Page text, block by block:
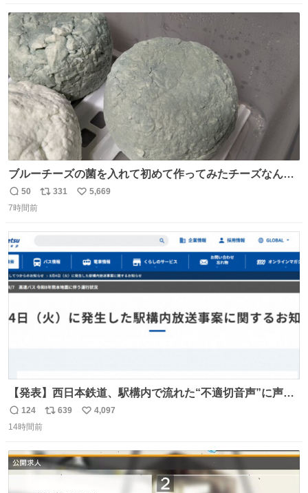
ト
数
数
ブルーチーズの菌を入れて初めて作ってみたチーズなんだ
けど 本能でちょっとヤバいと思っちゃう見た目だな
返
信
50
リ
数
331
い
5,669
7時間前
【発表】西日本鉄道、駅構内で流れた“不適切音声”に声明
「被害届も検討」 news.livedoor.com/article/detail… 4日
に西鉄福岡（天神）駅および薬院駅で発生した駅構内放送
送設備に外部から不正に音声が流された可能性も含めて確
認を実施」と説明した。
返
信
124
リ
ト
数
639
い
数
4,097
14時間前